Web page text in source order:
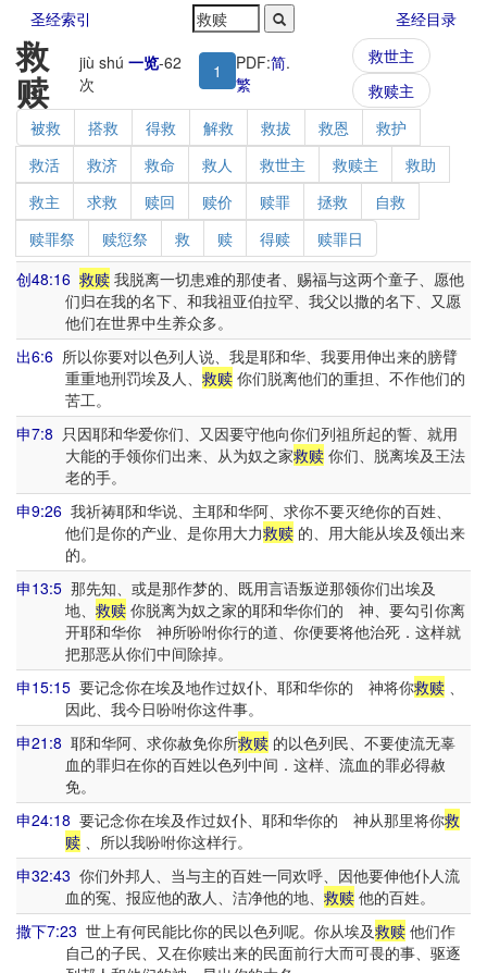
圣经索引 圣经目录
救
赎
jiù shú 一览-62
次
1 PDF:简.
繁
救世主
救赎主
被救
搭救 得救 解救 救拔 救恩
救护
救活
救济 救命 救人 救世主 救赎主
救助
救主
求救 赎回 赎价 赎罪 拯救
自救
赎罪祭
赎愆祭 救 赎 得赎
赎罪日
创48:16 救赎 我脱离一切患难的那使者、赐福与这两个童子、愿他
们归在我的名下、和我祖亚伯拉罕、我父以撒的名下、又愿
他们在世界中生养众多。
出6:6 所以你要对以色列人说、我是耶和华、我要用伸出来的膀臂
重重地刑罚埃及人、 救赎你们脱离他们的重担、不作他们的
苦工。
申7:8 只因耶和华爱你们、又因要守他向你们列祖所起的誓、就用
大能的手领你们出来、从为奴之家救赎你们、脱离埃及王法
老的手。
申9:26 我祈祷耶和华说、主耶和华阿、求你不要灭绝你的百姓、
他们是你的产业、是你用大力救赎的、用大能从埃及领出来
的。
申13:5 那先知、或是那作梦的、既用言语叛逆那领你们出埃及
地、 救赎你脱离为奴之家的耶和华你们的 神、要勾引你离
开耶和华你 神所吩咐你行的道、你便要将他治死．这样就
把那恶从你们中间除掉。
申15:15 要记念你在埃及地作过奴仆、耶和华你的 神将你救赎 、
因此、我今日吩咐你这件事。
申21:8 耶和华阿、求你赦免你所救赎 的以色列民、不要使流无辜
血的罪归在你的百姓以色列中间．这样、流血的罪必得赦
免。
申24:18 要记念你在埃及作过奴仆、耶和华你的 神从那里将你救
赎、所以我吩咐你这样行。
申32:43 你们外邦人、当与主的百姓一同欢呼、因他要伸他仆人流
血的冤、报应他的敌人、洁净他的地、 救赎他的百姓。
撒下7:23 世上有何民能比你的民以色列呢。你从埃及救赎 他们作
自己的子民、又在你赎出来的民面前行大而可畏的事、驱逐